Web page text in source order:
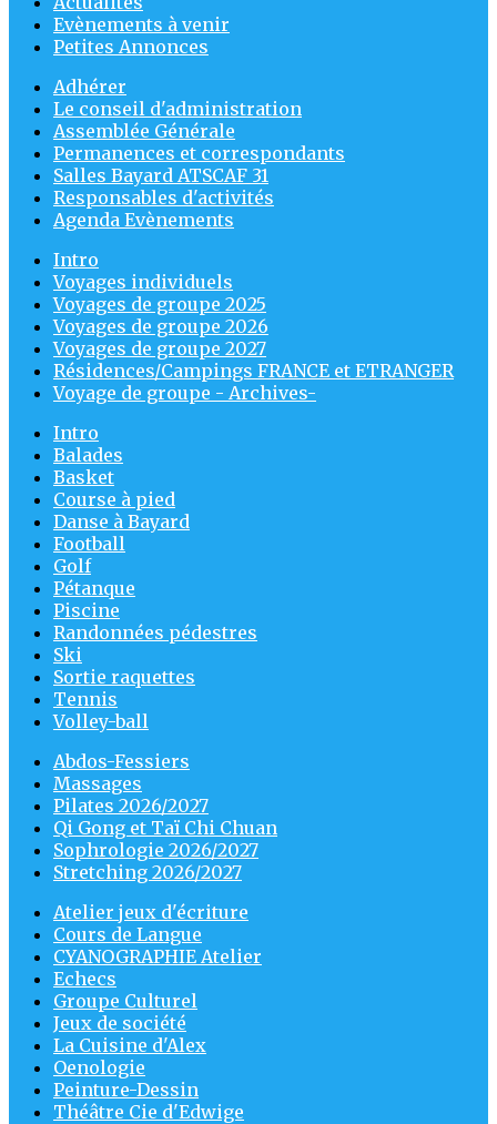
Evènements à venir
Petites Annonces
Adhérer
Le conseil d'administration
Assemblée Générale
Permanences et correspondants
Salles Bayard ATSCAF 31
Responsables d'activités
Agenda Evènements
Intro
Voyages individuels
Voyages de groupe 2025
Voyages de groupe 2026
Voyages de groupe 2027
Résidences/Campings FRANCE et ETRANGER
Voyage de groupe - Archives-
Intro
Balades
Basket
Course à pied
Danse à Bayard
Football
Golf
Pétanque
Piscine
Randonnées pédestres
Ski
Sortie raquettes
Tennis
Volley-ball
Abdos-Fessiers
Massages
Pilates 2026/2027
Qi Gong et Taï Chi Chuan
Sophrologie 2026/2027
Stretching 2026/2027
Atelier jeux d'écriture
Cours de Langue
CYANOGRAPHIE Atelier
Echecs
Groupe Culturel
Jeux de société
La Cuisine d'Alex
Oenologie
Peinture-Dessin
Théâtre Cie d'Edwige